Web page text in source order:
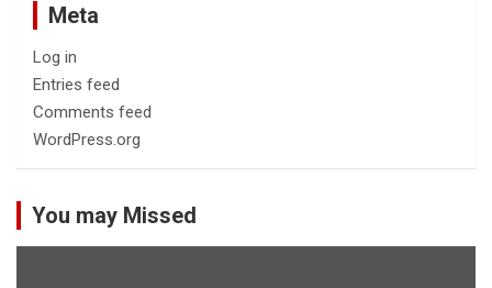
Meta
Log in
Entries feed
Comments feed
WordPress.org
You may Missed